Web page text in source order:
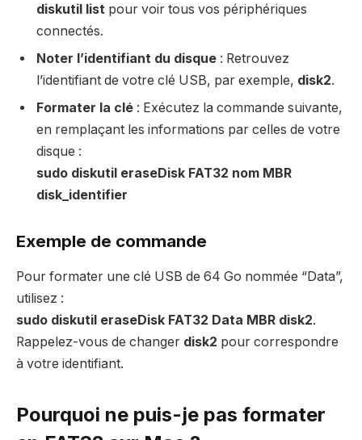
diskutil list pour voir tous vos périphériques
connectés.
Noter l’identifiant du disque : Retrouvez
l’identifiant de votre clé USB, par exemple, disk2.
Formater la clé : Exécutez la commande suivante,
en remplaçant les informations par celles de votre
disque :
sudo diskutil eraseDisk FAT32 nom MBR
disk_identifier
Exemple de commande
Pour formater une clé USB de 64 Go nommée “Data”,
utilisez :
sudo diskutil eraseDisk FAT32 Data MBR disk2.
Rappelez-vous de changer disk2 pour correspondre
à votre identifiant.
Pourquoi ne puis-je pas formater